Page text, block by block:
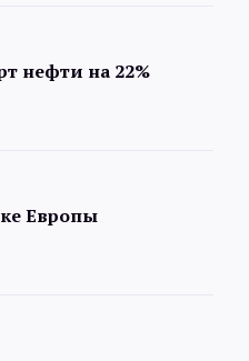
нефти на 22%
Европы